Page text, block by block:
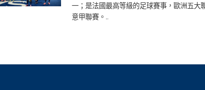
一；是法國最高等級的足球賽事，歐洲五大
意甲聯賽。..